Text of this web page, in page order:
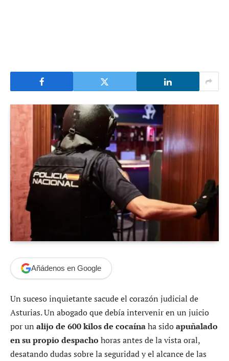
Añádenos en Google
Un suceso inquietante sacude el corazón judicial de
Asturias. Un abogado que debía intervenir en un juicio
por un alijo de 600 kilos de cocaínaha sidoapuñalado
en su propio despacho horas antes de la vista oral,
desatando dudas sobre la seguridad y el alcance de las